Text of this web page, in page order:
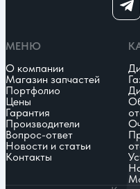
МЕНЮ
О компании
Магазин запчастей
Портфолио
Цены
Гарантия
Производители
Вопрос-ответ
Новости и статьи
Контакты